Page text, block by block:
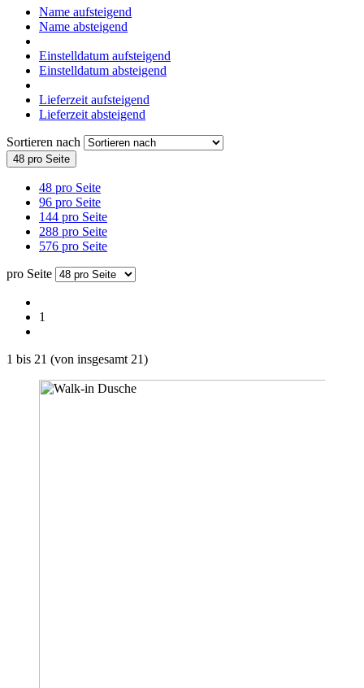
Name aufsteigend
Name absteigend
Einstelldatum aufsteigend
Einstelldatum absteigend
Lieferzeit aufsteigend
Lieferzeit absteigend
Sortieren nach
48 pro Seite
48 pro Seite
96 pro Seite
144 pro Seite
288 pro Seite
576 pro Seite
pro Seite
1
1 bis 21 (von insgesamt 21)